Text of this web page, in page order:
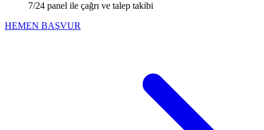
7/24 panel ile çağrı ve talep takibi
HEMEN BAŞVUR